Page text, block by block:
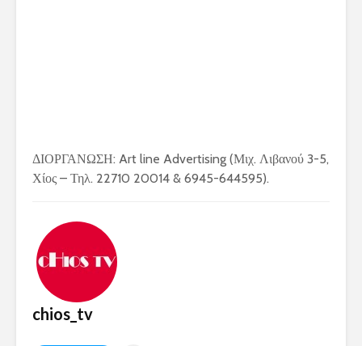
ΔΙΟΡΓΑΝΩΣΗ: Art line Advertising (Μιχ. Λιβανού 3-5,
Χίος – Τηλ. 22710 20014 & 6945-644595).
chios_tv